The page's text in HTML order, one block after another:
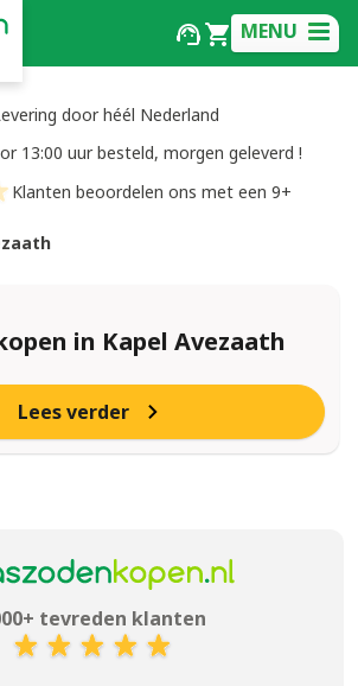
MENU
door héél Nederland
13:00 uur besteld, morgen geleverd !
Klanten beoordelen ons met een 9+
in Kapel Avezaath
Lees verder
tevreden klanten